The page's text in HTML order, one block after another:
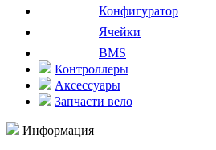
Конфигуратор
Ячейки
BMS
Контроллеры
Аксессуары
Запчасти вело
Информация